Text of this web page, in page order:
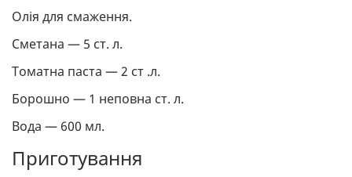
Олія для смаження.
Сметана — 5 ст. л.
Томатна паста — 2 ст .л.
Борошно — 1 неповна ст. л.
Вода — 600 мл.
Приготування